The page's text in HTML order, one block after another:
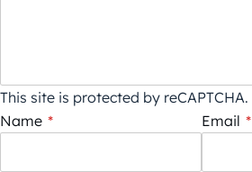
This site is protected by reCAPTCHA.
Name * Email *